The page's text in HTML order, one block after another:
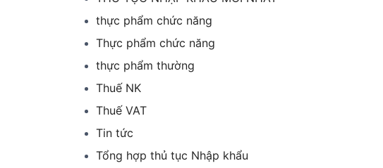
thực phẩm chức năng
Thực phẩm chức năng
thực phẩm thường
Thuế NK
Thuế VAT
Tin tức
Tổng hợp thủ tục Nhập khẩu